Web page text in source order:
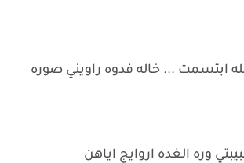
ابتسمت ... خاله فدوه راويني صوره
وره الغده اروايج اياهن